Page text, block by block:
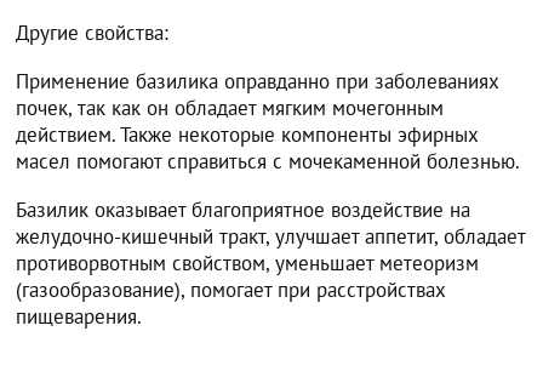
Другие свойства:
Применение базилика оправданно при заболеваниях
почек, так как он обладает мягким мочегонным
действием. Также некоторые компоненты эфирных
масел помогают справиться с мочекаменной болезнью.
Базилик оказывает благоприятное воздействие на
желудочно-кишечный тракт, улучшает аппетит, обладает
противорвотным свойством, уменьшает метеоризм
(газообразование), помогает при расстройствах
пищеварения.